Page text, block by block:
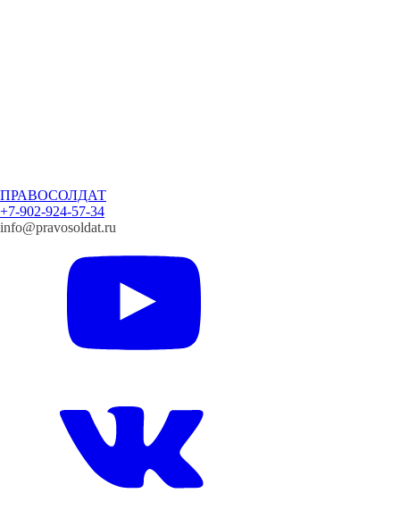
ПРАВОСОЛДАТ
+7-902-924-57-34
info@pravosoldat.ru